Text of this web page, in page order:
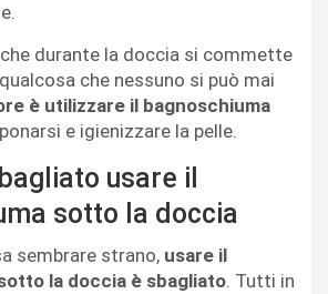
durante la doccia si commette
che nessuno si può mai
è utilizzare il bagnoschiuma
e igienizzare la pelle.
usare il
sotto la doccia
sembrare strano, usare il
la doccia è sbagliato. Tutti in